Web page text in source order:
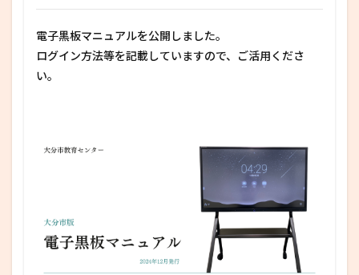
電子黒板マニュアルを公開しました。
ログイン方法等を記載していますので、ご活用くださ
い。